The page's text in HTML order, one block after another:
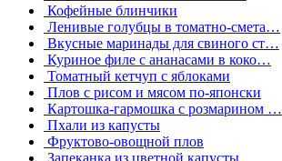
Кофейные блинчики
Ленивые голубцы в томатно-смета…
Вкусные маринады для свиного ст…
Куриное филе с ананасами в коко…
Томатный кетчуп с яблоками
Плов с рисом и мясом по-японски
Картошка-гармошка с розмарином …
Пхали из капусты
Фруктово-овощной плов
Запеканка из цветной капусты